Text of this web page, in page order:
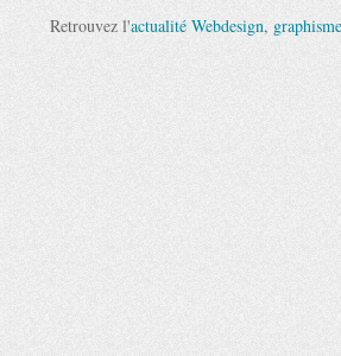
Retrouvez l'actualité Webdesign, graphisme